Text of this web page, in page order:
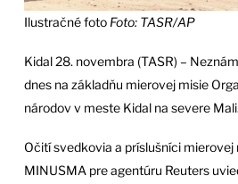
Ilustračné foto Foto: TASR/AP
Kidal 28. novembra (TASR) –
dnes na základňu mierovej misie
národov v meste Kidal na severe Mali.
Očití svedkovia a príslušníci mierovej
MINUSMA pre agentúru Reuters